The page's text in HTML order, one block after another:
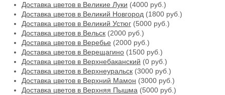
Доставка цветов в Великие Луки (4000 руб.)
Доставка цветов в Великий Новгород (1800 руб.)
Доставка цветов в Великий Устюг (5000 руб.)
Доставка цветов в Вельск (2000 руб.)
Доставка цветов в Веребье (2000 руб.)
Доставка цветов в Верещагино (1500 руб.)
Доставка цветов в Верхнебаканский (0 руб.)
Доставка цветов в Верхнеуральск (3000 руб.)
Доставка цветов в Верхний Мамон (3000 руб.)
Доставка цветов в Верхняя Пышма (5000 руб.)